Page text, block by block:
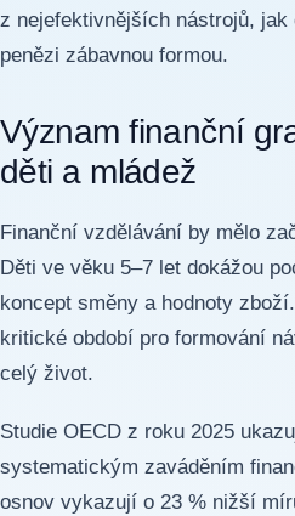
z nejefektivnějších nástrojů, jak
penězi zábavnou formou.
Význam finanční
děti a mládež
Finanční vzdělávání by mělo
Děti ve věku 5–7 let dokážou
koncept směny a hodnoty
kritické období pro formování
celý život.
Studie OECD z roku 2025
systematickým zaváděním
osnov vykazují o 23 % nižší